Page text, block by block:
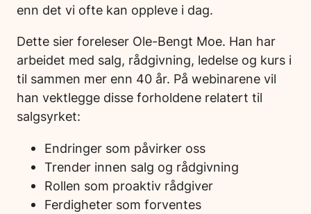
enn det vi ofte kan oppleve i dag.
Dette sier foreleser Ole-Bengt Moe. Han har
arbeidet med salg, rådgivning, ledelse og kurs i
til sammen mer enn 40 år. På webinarene vil
han vektlegge disse forholdene relatert til
salgsyrket:
Endringer som påvirker oss
Trender innen salg og rådgivning
Rollen som proaktiv rådgiver
Ferdigheter som forventes